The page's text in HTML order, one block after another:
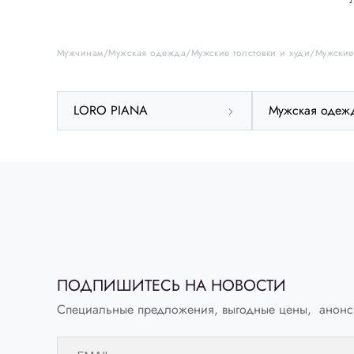
Мужчинам Мужская одежда Мужские толстовки и худи
LORO PIANA Мужская
ПОДПИШИТЕСЬ НА НОВОСТИ
Специальные предложения, выгодные цены,